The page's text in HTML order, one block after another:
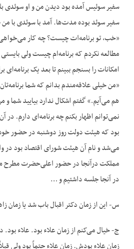
سفیر سوئیس آمده بود دیدن من و او
سفیر سوئد بوده مدت‌ها. آمد با سوئدی
«خب، تو برنامه‌ات چیست؟ چه کار
مطالعه نکردم که برنامه‌ام چیست ولی
امکانات را بسنجم ببینم تا بعد یک
«من خیلی علاقه‌مندم بدانم که شما
هم می‌آیم.» گفتم اشکال ندارد بیایید شما و
نمی‌توانم اظهار بکنم چه برنامه‌ای دارم. در
بود که هیئت دولت روز دوشنبه در حضور
می‌شد و نام آن هیئت شورای اقتصاد بود در
مملکت درآنجا در حضور اعلی‌حضرت مطرح
در آنجا جلسه داشتیم و …
س- این از زمان دکتر اقبال باب شد یا زمان
ج- خیال می‌کنم از زمان علاء بود. علاء بود.
زمان علاء بودش. زمان علاء حتماً بود ولی